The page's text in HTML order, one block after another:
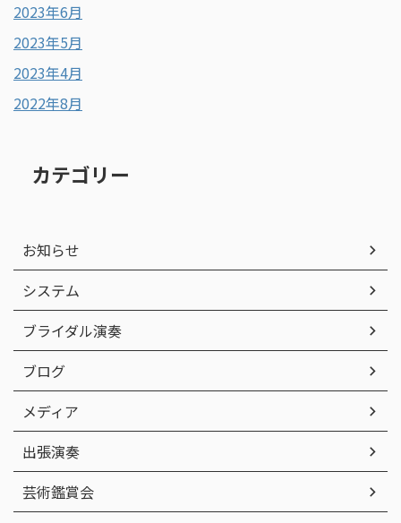
2023年6月
2023年5月
2023年4月
2022年8月
カテゴリー
お知らせ
システム
ブライダル演奏
ブログ
メディア
出張演奏
芸術鑑賞会